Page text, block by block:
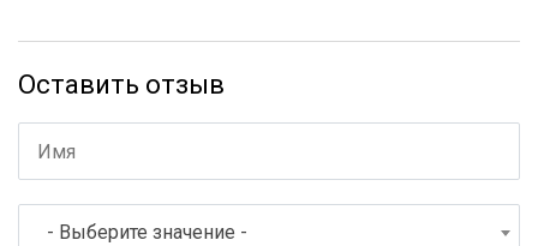
Оставить отзыв
- Выберите значение -